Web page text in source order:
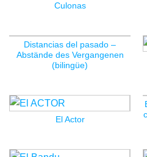
Culonas
Distancias del pasado –
Abstände des Vergangenen
(bilingüe)
El Actor